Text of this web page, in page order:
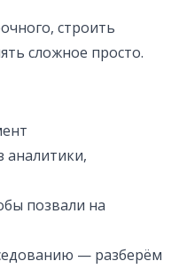
строить
сложное просто.
аналитики,
позвали на
— разберём